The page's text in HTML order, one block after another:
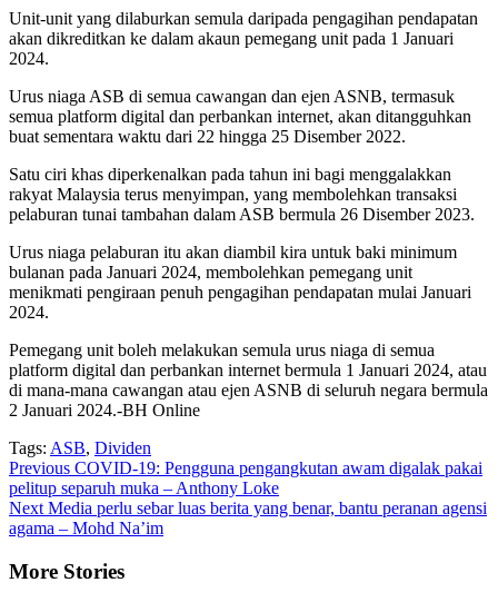
Unit-unit yang dilaburkan semula daripada pengagihan pendapatan
akan dikreditkan ke dalam akaun pemegang unit pada 1 Januari
2024.
Urus niaga ASB di semua cawangan dan ejen ASNB, termasuk
semua platform digital dan perbankan internet, akan ditangguhkan
buat sementara waktu dari 22 hingga 25 Disember 2022.
Satu ciri khas diperkenalkan pada tahun ini bagi menggalakkan
rakyat Malaysia terus menyimpan, yang membolehkan transaksi
pelaburan tunai tambahan dalam ASB bermula 26 Disember 2023.
Urus niaga pelaburan itu akan diambil kira untuk baki minimum
bulanan pada Januari 2024, membolehkan pemegang unit
menikmati pengiraan penuh pengagihan pendapatan mulai Januari
2024.
Pemegang unit boleh melakukan semula urus niaga di semua
platform digital dan perbankan internet bermula 1 Januari 2024, atau
di mana-mana cawangan atau ejen ASNB di seluruh negara bermula
2 Januari 2024.-BH Online
Tags: ASB, Dividen
Continue
Reading
Previous COVID-19: Pengguna pengangkutan awam digalak pakai
pelitup separuh muka – Anthony Loke
Next Media perlu sebar luas berita yang benar, bantu peranan agensi
agama – Mohd Na’im
More Stories